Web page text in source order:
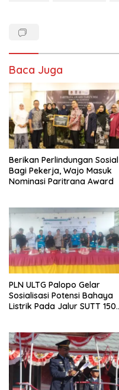
Baca Juga
Berikan Perlindungan Sosial
Bagi Pekerja, Wajo Masuk
Nominasi Paritrana Award
PLN ULTG Palopo Gelar
Sosialisasi Potensi Bahaya
Listrik Pada Jalur SUTT 150